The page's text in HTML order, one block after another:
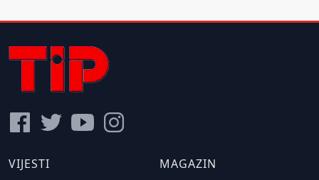
VIJESTI
MAGAZIN